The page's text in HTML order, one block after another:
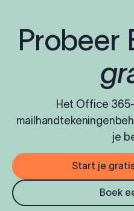
Probeer
Het Office
je
Start je
Boek